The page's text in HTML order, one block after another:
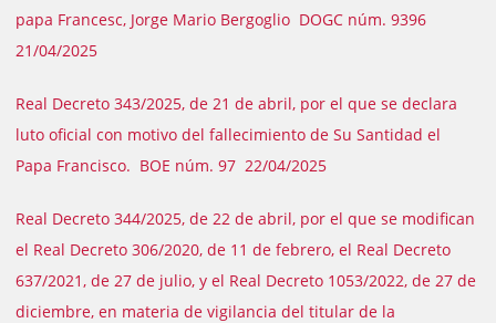
papa Francesc, Jorge Mario Bergoglio DOGC núm. 9396
21/04/2025
Real Decreto 343/2025, de 21 de abril, por el que se declara
luto oficial con motivo del fallecimiento de Su Santidad el
Papa Francisco. BOE núm. 97 22/04/2025
Real Decreto 344/2025, de 22 de abril, por el que se modifican
el Real Decreto 306/2020, de 11 de febrero, el Real Decreto
637/2021, de 27 de julio, y el Real Decreto 1053/2022, de 27 de
diciembre, en materia de vigilancia del titular de la